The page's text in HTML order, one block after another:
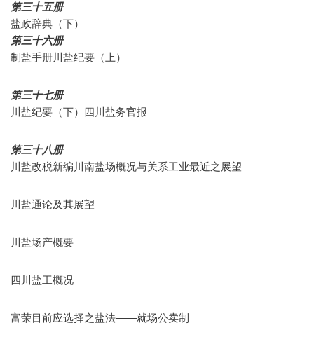
第三十五册
盐政辞典（下）
第三十六册
制盐手册川盐纪要（上）
第三十七册
川盐纪要（下）四川盐务官报
第三十八册
川盐改税新编川南盐场概况与关系工业最近之展望
川盐通论及其展望
川盐场产概要
四川盐工概况
富荣目前应选择之盐法——就场公卖制